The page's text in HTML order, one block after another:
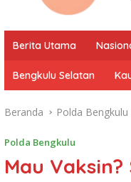
Berita Utama
Bengkulu Selatan
Beranda Polda Bengkulu
Polda Bengkulu
Mau